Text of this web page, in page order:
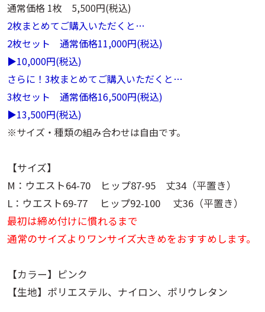
通常価格 1枚 5,500円(税込)
2枚まとめてご購入いただくと…
2枚セット 通常価格11,000円(税込)
▶10,000円(税込)
さらに！3枚まとめてご購入いただくと…
3枚セット 通常価格16,500円(税込)
▶13,500円(税込)
※サイズ・種類の組み合わせは自由です。
【サイズ】
M：ウエスト64-70 ヒップ87-95 丈34（平置き）
L：ウエスト69-77 ヒップ92-100 丈36（平置き）
最初は締め付けに慣れるまで
通常のサイズよりワンサイズ大きめをおすすめします。
【カラー】ピンク
【生地】ポリエステル、ナイロン、ポリウレタン